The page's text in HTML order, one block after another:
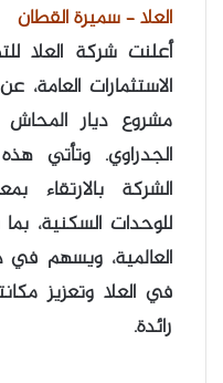
العلا – سميرة القطان
أعلنت شركة العلا
الاستثمارات
مشروع ديار
الجدراوي. وتأتي
الشركة بالارتقاء
للوحدات السكنية،
العالمية، ويسهم
في العلا وتعزيز
رائدة.